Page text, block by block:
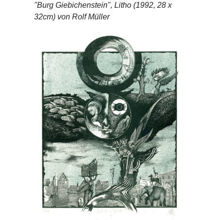
"Burg Giebichenstein", Litho (1992, 28 x
32cm) von Rolf Müller